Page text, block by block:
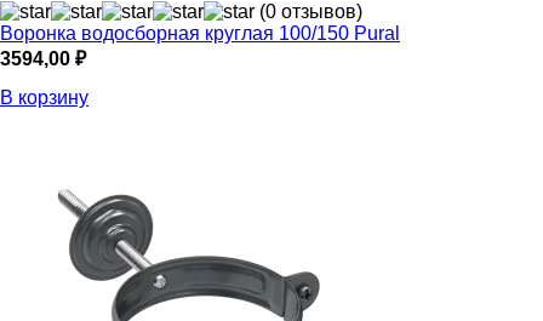
(0 отзывов)
Воронка водосборная круглая 100/150 Pural
3594,00 ₽
В корзину